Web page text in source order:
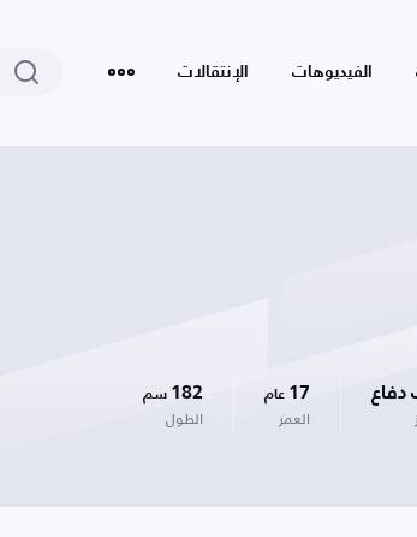
الفيديوهات الإنتقالات
دفاع 17 عام
العمر
182 سم
الطول